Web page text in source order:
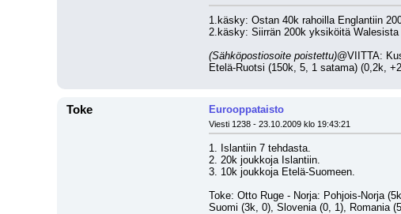
1.käsky: Ostan 40k rahoilla Englantiin
2.käsky: Siirrän 200k yksiköitä Walesista
(Sähköpostiosoite poistettu)@VIITTA:
Etelä-Ruotsi (150k, 5, 1 satama) (0,2k,
Toke Eurooppataisto
Viesti 1238 - 23.10.2009 klo 19:43:21
1. Islantiin 7 tehdasta.
2. 20k joukkoja Islantiin.
3. 10k joukkoja Etelä-Suomeen.
Toke: Otto Ruge - Norja: Pohjois-Norja
Suomi (3k, 0), Slovenia (0, 1), Romania